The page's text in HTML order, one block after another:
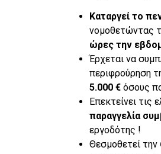
Καταργεί το
νομοθετώντας
ώρες την
Έρχεται να
περιφρούρηση
5.000 €όσους
Επεκτείνει τις
παραγγελία
εργοδότης !
Θεσμοθετεί την